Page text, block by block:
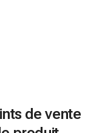
de vente